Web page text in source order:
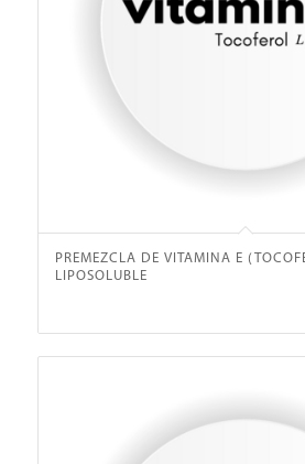
PREMEZCLA DE VITAMINA E
LIPOSOLUBLE